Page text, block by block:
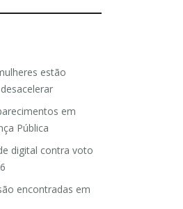
estão
em
Pública
digital contra voto
encontradas em